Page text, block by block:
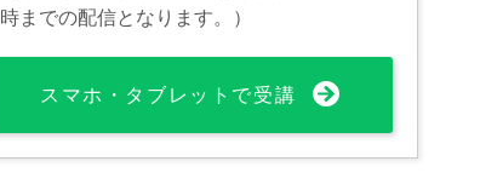
時までの配信となります。）
スマホ・タブレットで受講